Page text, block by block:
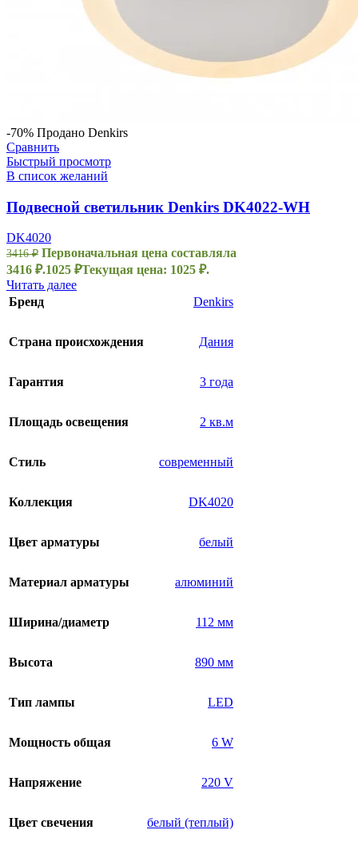
-70% Продано Denkirs
Сравнить
Быстрый просмотр
В список желаний
Подвесной светильник Denkirs DK4022-WH
DK4020
3416₽ Первоначальная цена составляла
3416 ₽.1025 ₽Текущая цена: 1025 ₽.
Читать далее
Бренд
Denkirs
Страна происхождения Дания
Гарантия 3 года
Площадь освещения 2 кв.м
Стиль современный
Коллекция DK4020
Цвет арматуры белый
Материал арматуры алюминий
Ширина/диаметр 112 мм
Высота 890 мм
Тип лампы LED
Мощность общая 6 W
Напряжение 220 V
Цвет свечения белый (теплый)